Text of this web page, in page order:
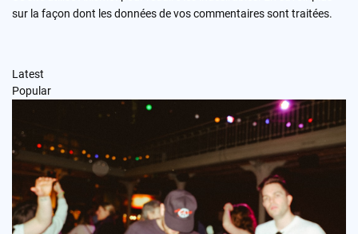
sur la façon dont les données de vos commentaires sont traitées.
Latest
Popular